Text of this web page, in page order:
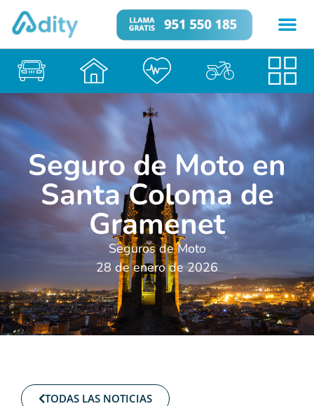
Seguro de Moto en
Santa Coloma de
Gramenet
Seguros de Moto
28 de enero de 2026
TODAS LAS NOTICIAS